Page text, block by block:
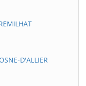
D'ALLIER